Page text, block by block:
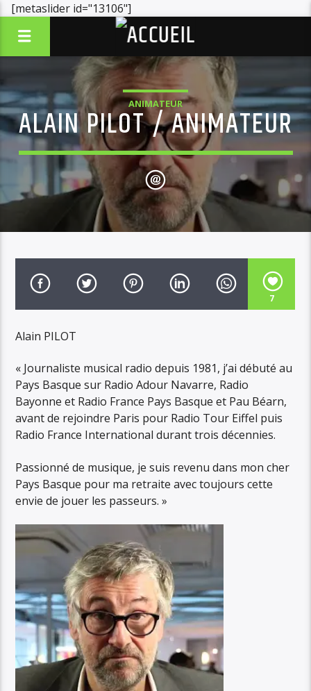
[metaslider id="13106"]
ANIMATEUR
ALAIN PILOT / ANIMATEUR
7
Alain PILOT
« Journaliste musical radio depuis 1981, j’ai débuté au
Pays Basque sur Radio Adour Navarre, Radio
Bayonne et Radio France Pays Basque et Pau Béarn,
avant de rejoindre Paris pour Radio Tour Eiffel puis
Radio France International durant trois décennies.
Passionné de musique, je suis revenu dans mon cher
Pays Basque pour ma retraite avec toujours cette
envie de jouer les passeurs. »